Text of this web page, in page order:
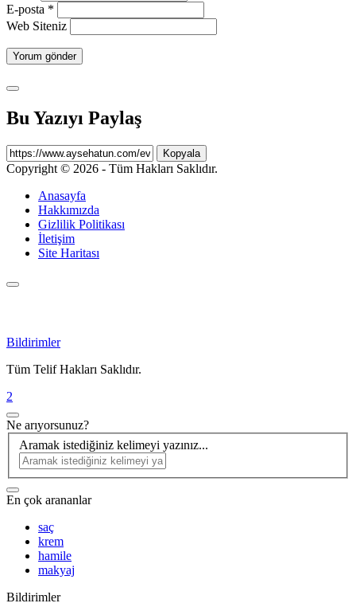
E-posta *
Web Siteniz
Bu Yazıyı Paylaş
Kopyala
Copyright © 2026 - Tüm Hakları Saklıdır.
Anasayfa
Hakkımızda
Gizlilik Politikası
İletişim
Site Haritası
Bildirimler
Tüm Telif Hakları Saklıdır.
2
Ne arıyorsunuz?
Aramak istediğiniz kelimeyi yazınız...
En çok arananlar
saç
krem
hamile
makyaj
Bildirimler